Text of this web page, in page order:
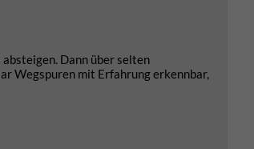
Dann über selten
Wegspuren mit Erfahrung erkennbar,